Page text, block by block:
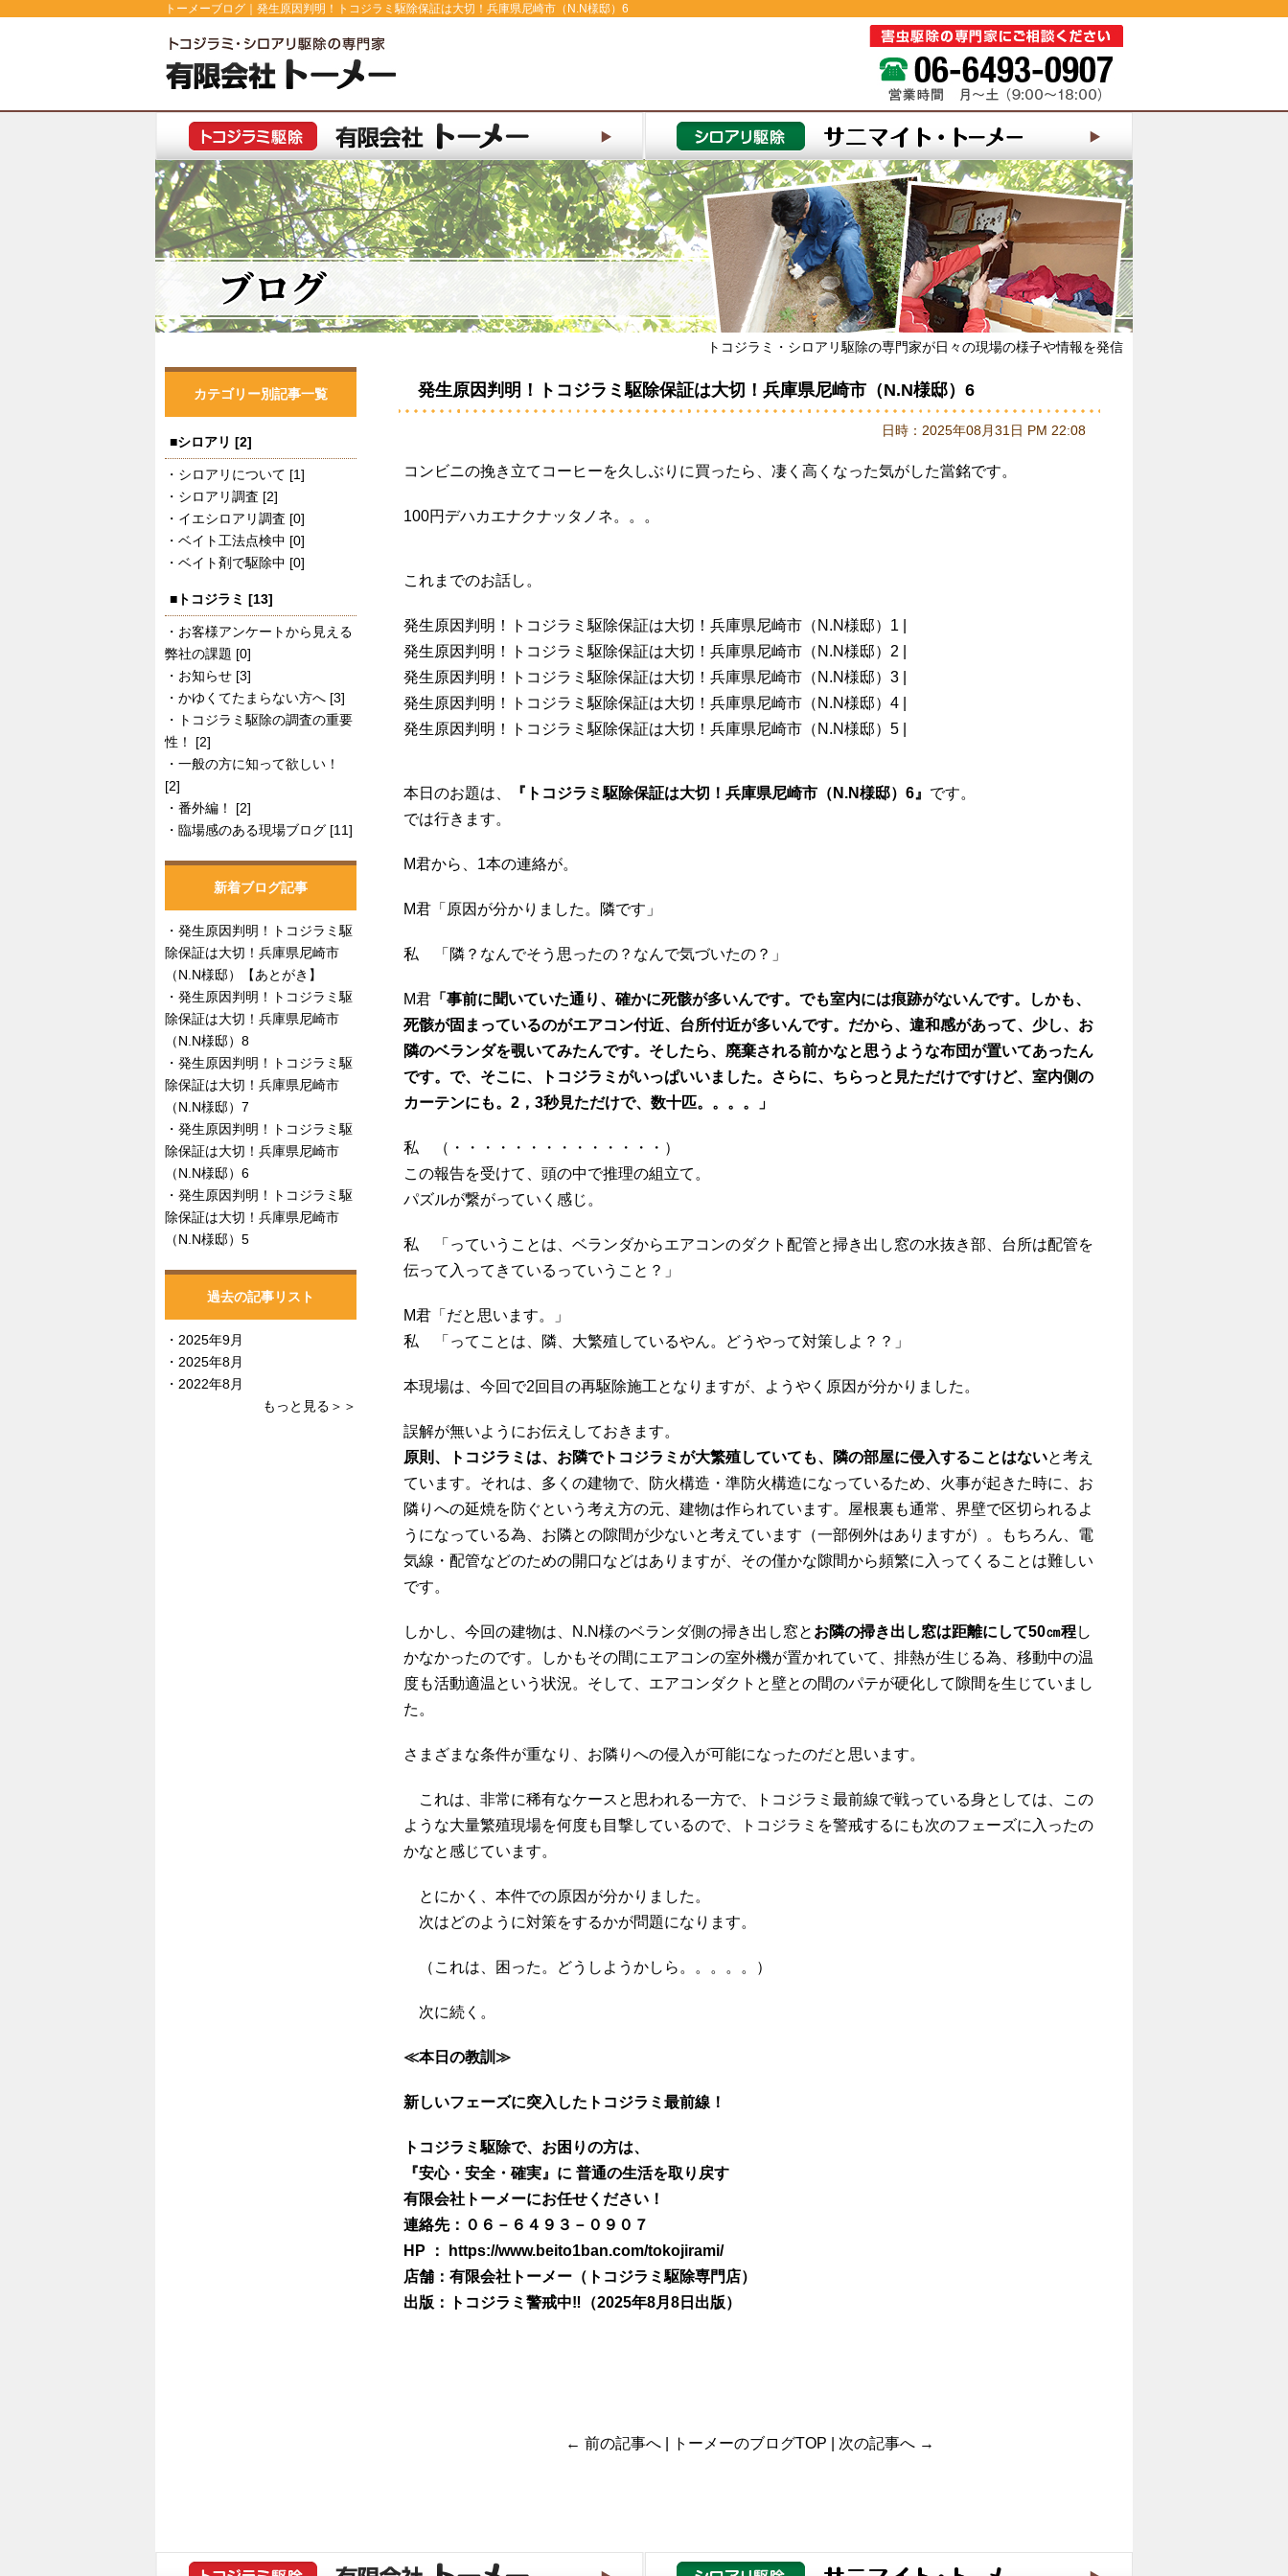
トーメーブログ｜発生原因判明！トコジラミ駆除保証は大切！兵庫県尼崎市（N.N様邸）6
トコジラミ・シロアリ駆除の専門家が日々の現場の様子や情報を発信
カテゴリー別記事一覧
シロアリ [2]
シロアリについて [1]
シロアリ調査 [2]
イエシロアリ調査 [0]
ベイト工法点検中 [0]
ベイト剤で駆除中 [0]
トコジラミ [13]
お客様アンケートから見える
弊社の課題 [0]
お知らせ [3]
かゆくてたまらない方へ [3]
トコジラミ駆除の調査の重要
性！ [2]
一般の方に知って欲しい！
[2]
番外編！ [2]
臨場感のある現場ブログ [11]
新着ブログ記事
発生原因判明！トコジラミ駆
除保証は大切！兵庫県尼崎市
（N.N様邸）【あとがき】
発生原因判明！トコジラミ駆
除保証は大切！兵庫県尼崎市
（N.N様邸）8
発生原因判明！トコジラミ駆
除保証は大切！兵庫県尼崎市
（N.N様邸）7
発生原因判明！トコジラミ駆
除保証は大切！兵庫県尼崎市
（N.N様邸）6
発生原因判明！トコジラミ駆
除保証は大切！兵庫県尼崎市
（N.N様邸）5
過去の記事リスト
2025年9月
2025年8月
2022年8月
もっと見る＞＞
発生原因判明！トコジラミ駆除保証は大切！兵庫県尼崎市（N.N様邸）6
日時：2025年08月31日 PM 22:08
コンビニの挽き立てコーヒーを久しぶりに買ったら、凄く高くなった気がした當銘です。
100円デハカエナクナッタノネ。。。
これまでのお話し。
発生原因判明！トコジラミ駆除保証は大切！兵庫県尼崎市（N.N様邸）1 |
発生原因判明！トコジラミ駆除保証は大切！兵庫県尼崎市（N.N様邸）2 |
発生原因判明！トコジラミ駆除保証は大切！兵庫県尼崎市（N.N様邸）3 |
発生原因判明！トコジラミ駆除保証は大切！兵庫県尼崎市（N.N様邸）4 |
発生原因判明！トコジラミ駆除保証は大切！兵庫県尼崎市（N.N様邸）5 |
本日のお題は、 『トコジラミ駆除保証は大切！兵庫県尼崎市（N.N様邸）6』 です。
では行きます。
M君から、1本の連絡が。
M君「原因が分かりました。隣です」
私 「隣？なんでそう思ったの？なんで気づいたの？」
M君「事前に聞いていた通り、確かに死骸が多いんです。でも室内には痕跡がないんです。しかも、
死骸が固まっているのがエアコン付近、台所付近が多いんです。だから、違和感があって、少し、お
隣のベランダを覗いてみたんです。そしたら、廃棄される前かなと思うような布団が置いてあったん
です。で、そこに、トコジラミがいっぱいいました。さらに、ちらっと見ただけですけど、室内側の
カーテンにも。2，3秒見ただけで、数十匹。。。。」
私 （・・・・・・・・・・・・・・）
この報告を受けて、頭の中で推理の組立て。
パズルが繋がっていく感じ。
私 「っていうことは、ベランダからエアコンのダクト配管と掃き出し窓の水抜き部、台所は配管を
伝って入ってきているっていうこと？」
M君「だと思います。」
私 「ってことは、隣、大繁殖しているやん。どうやって対策しよ？？」
本現場は、今回で2回目の再駆除施工となりますが、ようやく原因が分かりました。
誤解が無いようにお伝えしておきます。
原則、トコジラミは、お隣でトコジラミが大繁殖していても、隣の部屋に侵入することはないと考え
ています。それは、多くの建物で、防火構造・準防火構造になっているため、火事が起きた時に、お
隣りへの延焼を防ぐという考え方の元、建物は作られています。屋根裏も通常、界壁で区切られるよ
うになっている為、お隣との隙間が少ないと考えています（一部例外はありますが）。もちろん、電
気線・配管などのための開口などはありますが、その僅かな隙間から頻繁に入ってくることは難しい
です。
しかし、今回の建物は、N.N様のベランダ側の掃き出し窓と お隣の掃き出し窓は距離にして50㎝程し
かなかったのです。しかもその間にエアコンの室外機が置かれていて、排熱が生じる為、移動中の温
度も活動適温という状況。そして、エアコンダクトと壁との間のパテが硬化して隙間を生じていまし
た。
さまざまな条件が重なり、お隣りへの侵入が可能になったのだと思います。
これは、非常に稀有なケースと思われる一方で、トコジラミ最前線で戦っている身としては、この
ような大量繁殖現場を何度も目撃しているので、トコジラミを警戒するにも次のフェーズに入ったの
かなと感じています。
とにかく、本件での原因が分かりました。
次はどのように対策をするかが問題になります。
（これは、困った。どうしようかしら。。。。。）
次に続く。
≪本日の教訓≫
新しいフェーズに突入したトコジラミ最前線！
トコジラミ駆除で、お困りの方は、
『安心・安全・確実』に 普通の生活を取り戻す
有限会社トーメーにお任せください！
連絡先：０６－６４９３－０９０７
HP ：
https://www.beito1ban.com/tokojirami/
店舗： 有限会社トーメー（トコジラミ駆除専門店）
出版：
トコジラミ警戒中‼（2025年8月8日出版）
← 前の記事へ| トーメーのブログTOP 次の記事へ→